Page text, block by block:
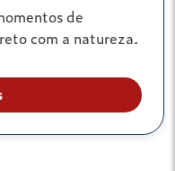
de
com a natureza.